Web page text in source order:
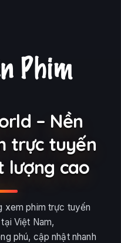
– Nền
trực tuyến
lượng cao
xem phim trực tuyến
Việt Nam,
phú, cập nhật nhanh